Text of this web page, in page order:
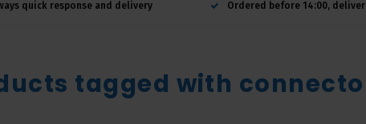
quick response and delivery Ordered before 14:00,
tagged with